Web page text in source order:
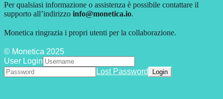
Per qualsiasi informazione o assistenza è possibile contattare il
supporto all’indirizzo info@monetica.io.
Monetica ringrazia i propri utenti per la collaborazione.
© Monetica 2025
User Login
Lost Password